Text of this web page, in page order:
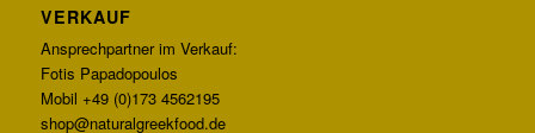
VERKAUF
Ansprechpartner im Verkauf:
Fotis Papadopoulos
Mobil +49 (0)173 4562195
shop@naturalgreekfood.de